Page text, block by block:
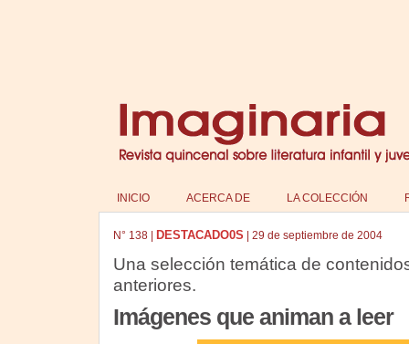
INICIO ACERCA DE LA COLECCIÓN
N° 138| DESTACADO0S 29 de septiembre de 2004
Una selección temática de
anteriores.
Imágenes que animan a leer